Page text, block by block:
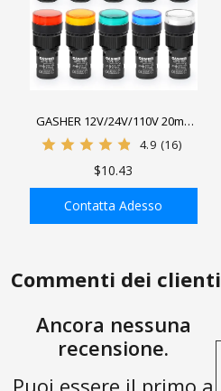
AGGIUNGI ALLA
GASHER 12V/24V/110V 20mA
Indicatore luminoso a
Dimensioni foro di montaggio
16mm Verde Giallo Rosso Blu
Bianco 10 pezzi
4.9 (16)
$10.43
Contatta Adesso
Commenti dei clienti
Ancora nessuna
recensione.